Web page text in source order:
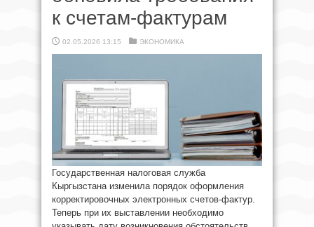
к счетам-фактурам
02.05.2026 13:15 ЭКОНОМИКА
Государственная налоговая служба
Кыргызстана изменила порядок оформления
корректировочных электронных счетов-фактур.
Теперь при их выставлении необходимо